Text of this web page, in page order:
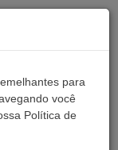
para
você
Política de